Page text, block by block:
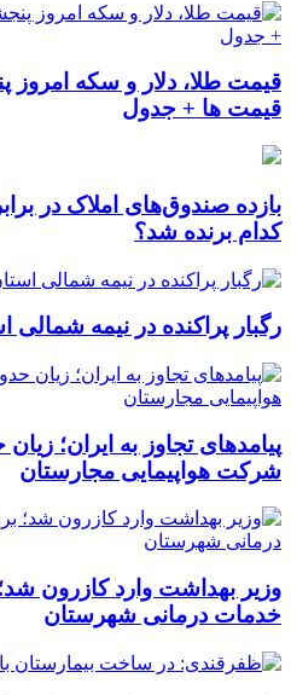
قیمت ها + جدول
بازده صندوق‌های املاک در
کدام برنده شد؟
رگبار پراکنده در نیمه شمالی
شرکت هواپیمایی مجارستان
وزیر بهداشت وارد کازرون
خدمات درمانی شهرستان